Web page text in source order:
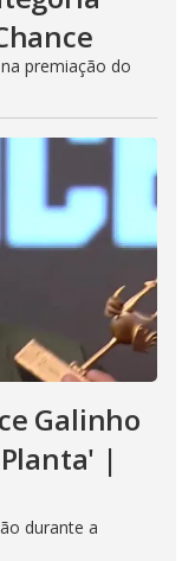
premiação do
Galinho
|
durante a